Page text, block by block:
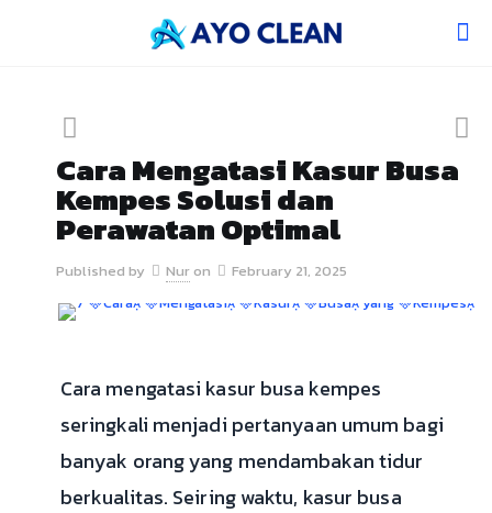
Cara Mengatasi Kasur Busa
Kempes Solusi dan
Perawatan Optimal
Published by Nur on February 21, 2025
Cara mengatasi kasur busa kempes
seringkali menjadi pertanyaan umum bagi
banyak orang yang mendambakan tidur
berkualitas. Seiring waktu, kasur busa